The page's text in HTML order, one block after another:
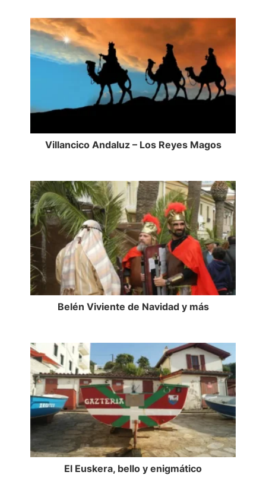
Villancico Andaluz – Los Reyes Magos
Belén Viviente de Navidad y más
El Euskera, bello y enigmático